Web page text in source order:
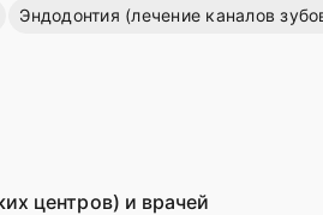
Эндодонтия (лечение каналов
центров) и врачей